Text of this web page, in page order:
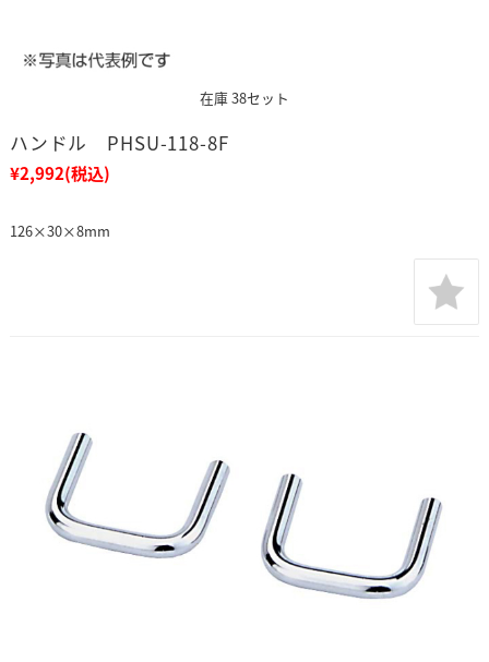
在庫 38セット
ハンドル PHSU-118-8F
¥2,992(税込)
126×30×8mm